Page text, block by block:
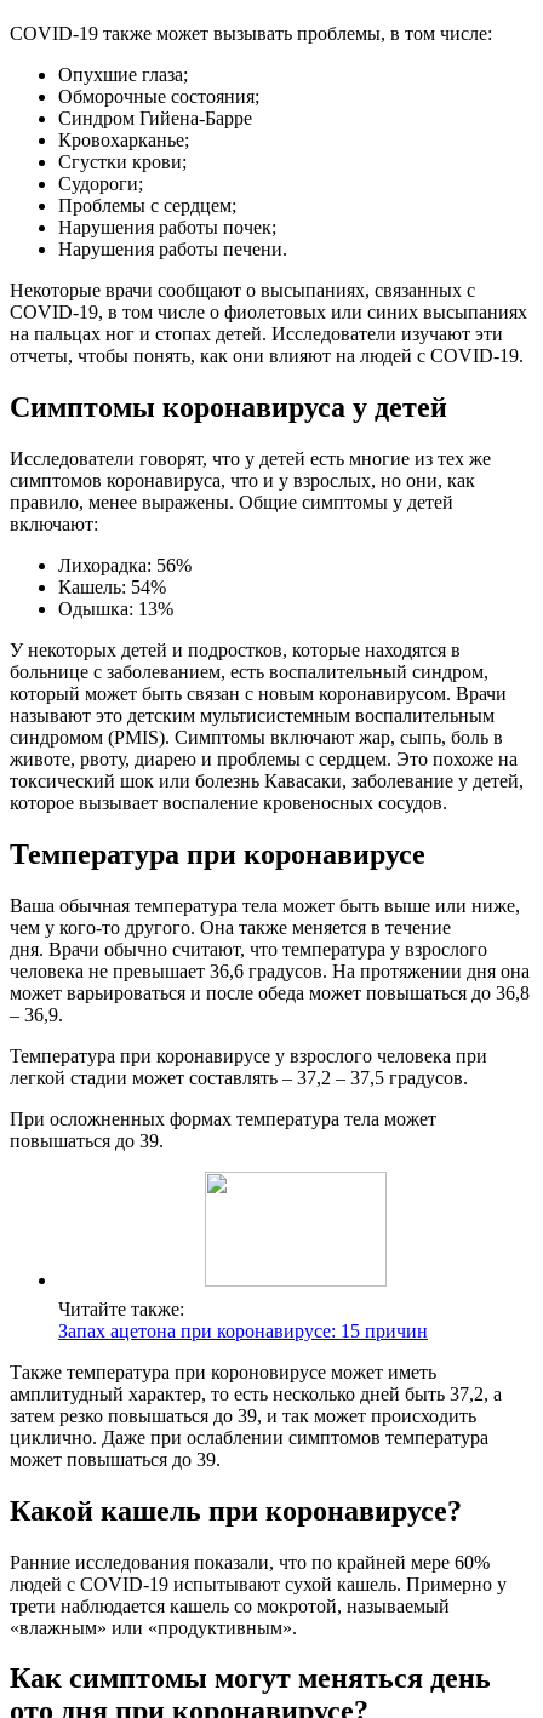
COVID-19 также может вызывать проблемы, в том числе:
Опухшие глаза;
Обморочные состояния;
Синдром Гийена-Барре
Кровохарканье;
Сгустки крови;
Судороги;
Проблемы с сердцем;
Нарушения работы почек;
Нарушения работы печени.
Некоторые врачи сообщают о высыпаниях, связанных с
COVID-19, в том числе о фиолетовых или синих высыпаниях
на пальцах ног и стопах детей. Исследователи изучают эти
отчеты, чтобы понять, как они влияют на людей с COVID-19.
Симптомы коронавируса у детей
Исследователи говорят, что у детей есть многие из тех же
симптомов коронавируса, что и у взрослых, но они, как
правило, менее выражены. Общие симптомы у детей
включают:
Лихорадка: 56%
Кашель: 54%
Одышка: 13%
У некоторых детей и подростков, которые находятся в
больнице с заболеванием, есть воспалительный синдром,
который может быть связан с новым коронавирусом. Врачи
называют это детским мультисистемным воспалительным
синдромом (PMIS). Симптомы включают жар, сыпь, боль в
животе, рвоту, диарею и проблемы с сердцем. Это похоже на
токсический шок или болезнь Кавасаки, заболевание у детей,
которое вызывает воспаление кровеносных сосудов.
Температура при коронавирусе
Ваша обычная температура тела может быть выше или ниже,
чем у кого-то другого. Она также меняется в течение
дня. Врачи обычно считают, что температура у взрослого
человека не превышает 36,6 градусов. На протяжении дня она
может варьироваться и после обеда может повышаться до 36,8
– 36,9.
Температура при коронавирусе у взрослого человека при
легкой стадии может составлять – 37,2 – 37,5 градусов.
При осложненных формах температура тела может
повышаться до 39.
Читайте также:
Запах ацетона при коронавирусе: 15 причин
Также температура при короновирусе может иметь
амплитудный характер, то есть несколько дней быть 37,2, а
затем резко повышаться до 39, и так может происходить
циклично. Даже при ослаблении симптомов температура
может повышаться до 39.
Какой кашель при коронавирусе?
Ранние исследования показали, что по крайней мере 60%
людей с COVID-19 испытывают сухой кашель. Примерно у
трети наблюдается кашель со мокротой, называемый
«влажным» или «продуктивным».
Как симптомы могут меняться день
ото дня при коронавирусе?